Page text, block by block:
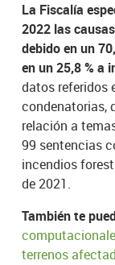
La Fiscalía
2022 las
debido en un
en un 25,8 % a
datos referidos
condenatorias,
relación a
99 sentencias
incendios
de 2021.
También te
terrenos